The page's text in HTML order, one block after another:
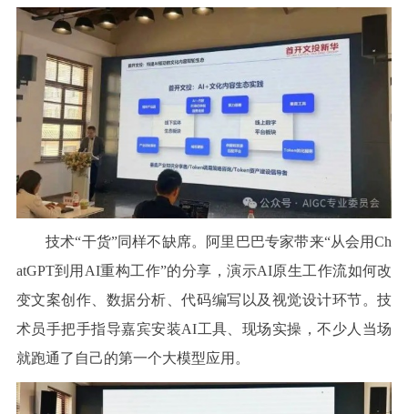
技术“干货”同样不缺席。阿里巴巴专家带来“从会用Ch
atGPT到用AI重构工作”的分享，演示AI原生工作流如何改
变文案创作、数据分析、代码编写以及视觉设计环节。技
术员手把手指导嘉宾安装AI工具、现场实操，不少人当场
就跑通了自己的第一个大模型应用。